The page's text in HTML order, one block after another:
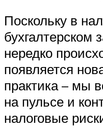
Поскольку в
бухгалтерском
нередко
появляется
практика – мы
на пульсе и
налоговые